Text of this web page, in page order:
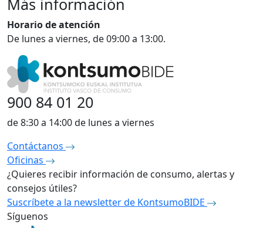
Más información
Horario de atención
De lunes a viernes, de 09:00 a 13:00.
900 84 01 20
de 8:30 a 14:00 de lunes a viernes
Contáctanos
Oficinas
¿Quieres recibir información de consumo, alertas y
consejos útiles?
Suscríbete a la newsletter de KontsumoBIDE
Síguenos